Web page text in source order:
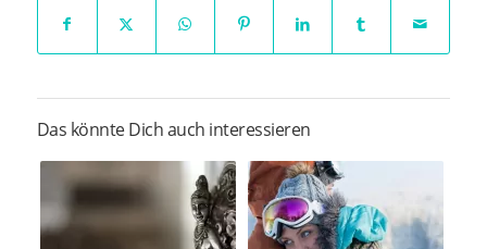
Das könnte Dich auch interessieren